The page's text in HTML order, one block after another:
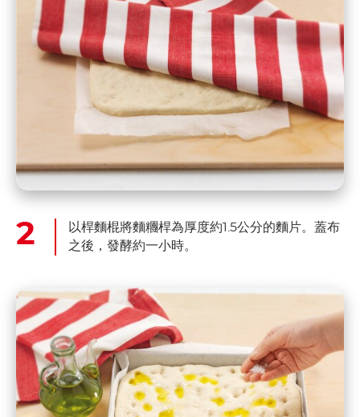
以桿麵棍將麵糰桿為厚度約1.5公分的麵片。蓋布
之後，發酵約一小時。